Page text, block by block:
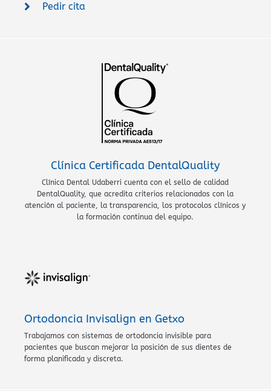
Pedir cita
Clínica Certificada DentalQuality
Clínica Dental Udaberri cuenta con el sello de calidad
DentalQuality, que acredita criterios relacionados con la
atención al paciente, la transparencia, los protocolos clínicos y
la formación continua del equipo.
Ortodoncia Invisalign en Getxo
Trabajamos con sistemas de ortodoncia invisible para
pacientes que buscan mejorar la posición de sus dientes de
forma planificada y discreta.